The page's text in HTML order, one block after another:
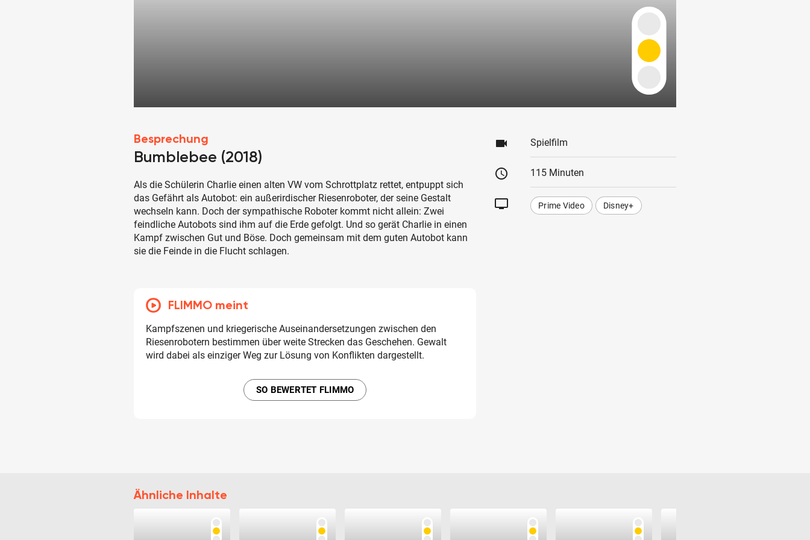
Besprechung
Bumblebee (2018)
Als die Schülerin Charlie einen alten VW vom Schrottplatz rettet, entpuppt sich
das Gefährt als Autobot: ein außerirdischer Riesenroboter, der seine Gestalt
wechseln kann. Doch der sympathische Roboter kommt nicht allein: Zwei
feindliche Autobots sind ihm auf die Erde gefolgt. Und so gerät Charlie in einen
Kampf zwischen Gut und Böse. Doch gemeinsam mit dem guten Autobot kann
sie die Feinde in die Flucht schlagen.
FLIMMO meint
Kampfszenen und kriegerische Auseinandersetzungen zwischen den
Riesenrobotern bestimmen über weite Strecken das Geschehen. Gewalt
wird dabei als einziger Weg zur Lösung von Konflikten dargestellt.
SO BEWERTET FLIMMO
videocam Spielfilm
schedule 115 Minuten
tv Prime Video Disney+
Ähnliche Inhalte